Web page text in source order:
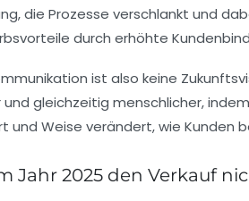
die Prozesse verschlankt und
durch erhöhte
ist also keine
gleichzeitig menschlicher,
und Weise verändert, wie
Jahr 2025 den Verkauf